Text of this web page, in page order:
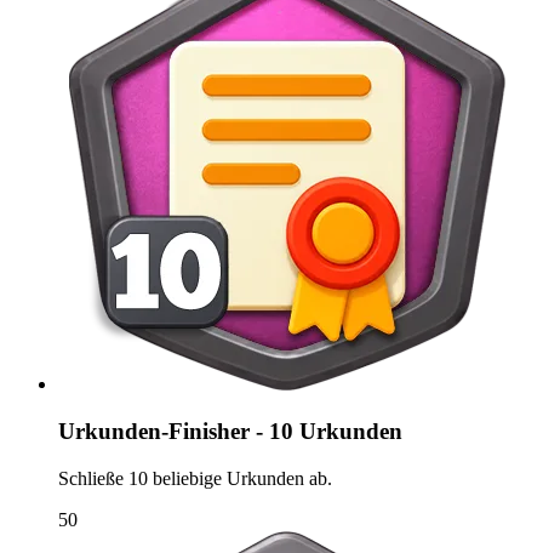
Urkunden-Finisher - 10 Urkunden
Schließe 10 beliebige Urkunden ab.
50